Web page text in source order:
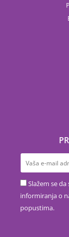
Slažem se
informiranja o
popustima.